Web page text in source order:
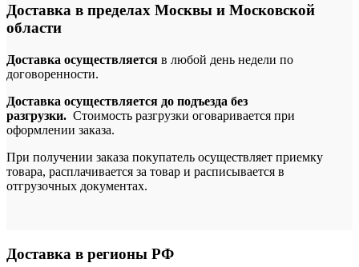
Доставка в пределах Москвы и Московской
области
Доставка осуществляется в любой день недели по
договоренности.
Доставка осуществляется до подъезда без
разгрузки. Стоимость разгрузки оговаривается при
оформлении заказа.
При получении заказа покупатель осуществляет приемку
товара, расплачивается за товар и расписывается в
отгрузочных документах.
Доставка в регионы РФ